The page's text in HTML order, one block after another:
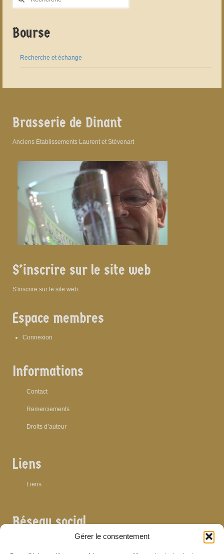
Gérer le consentement
Bourse
Recherche et échange
Brasserie de Dinant
Anciens Etablissements Laurent et Stévenart
S’inscrire sur le site web
S'inscrire sur le site web
Espace membres
Connexion
Informations
Contact
Remerciements
Droits d’auteur
Liens
Liens
Réseau social